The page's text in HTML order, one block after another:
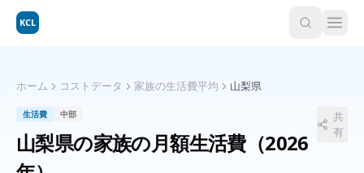
KCL
ホーム コストデータ 家族の生活費平均 山梨県
生活費 中部
山梨県の家族の月額生活費（2026
共
有